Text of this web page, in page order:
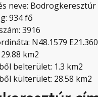
neve: Bodrogkeresztúr
934 fő
3916
N48.1579
km2
belterület: 1.3 km2
külterület: 28.58 km2